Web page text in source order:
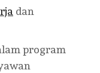
dan
program